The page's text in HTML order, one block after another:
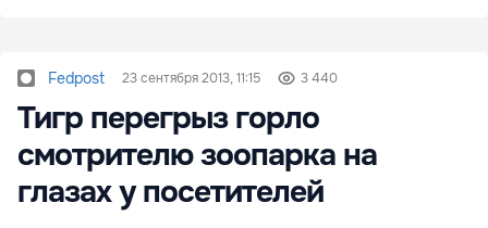
Fedpost 23 сентября 2013, 11:15 3 440
Тигр перегрыз горло
смотрителю зоопарка на
глазах у посетителей